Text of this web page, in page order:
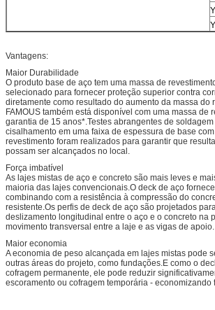
Vantagens:
Maior Durabilidade
O produto base de aço tem uma massa de
selecionado para fornecer proteção superior contra
diretamente como resultado do aumento da massa do
FAMOUS também está disponível com uma massa de
garantia de 15 anos*.Testes abrangentes de
cisalhamento em uma faixa de espessura de base
revestimento foram realizados para garantir que
possam ser alcançados no local.
Força imbatível
As lajes mistas de aço e concreto são mais leves e
maioria das lajes convencionais.O deck de aço
combinando com a resistência à compressão do
resistente.Os perfis de deck de aço são projetados
deslizamento longitudinal entre o aço e o concreto na
movimento transversal entre a laje e as vigas de apoio.
Maior economia
A economia de peso alcançada em lajes mistas pode
outras áreas do projeto, como fundações.E como o
cofragem permanente, ele pode reduzir
escoramento ou cofragem temporária - economizando